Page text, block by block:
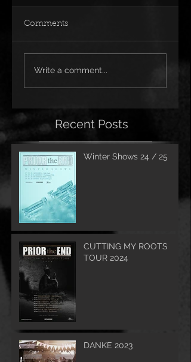
Comments
Write a comment...
Recent Posts
Winter Shows 24 / 25
CUTTING MY ROOTS
TOUR 2024
DANKE 2023